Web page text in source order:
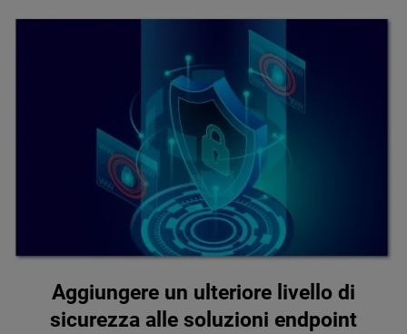
Aggiungere un ulteriore livello di
sicurezza alle soluzioni endpoint